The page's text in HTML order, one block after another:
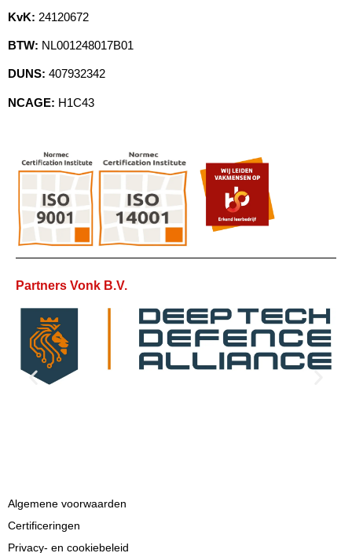
KvK: 24120672
BTW: NL001248017B01
DUNS: 407932342
NCAGE: H1C43
Partners Vonk B.V.
Algemene voorwaarden
Certificeringen
Privacy- en cookiebeleid